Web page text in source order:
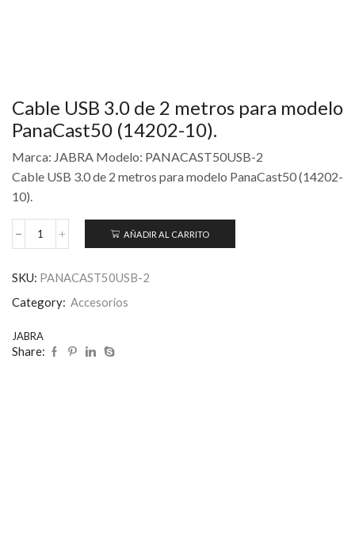
Cable USB 3.0 de 2 metros para modelo
PanaCast50 (14202-10).
Marca: JABRA Modelo: PANACAST50USB-2
Cable USB 3.0 de 2 metros para modelo PanaCast50 (14202-
10).
AÑADIR AL CARRITO
SKU: PANACAST50USB-2
Category: Accesorios
JABRA
Share: